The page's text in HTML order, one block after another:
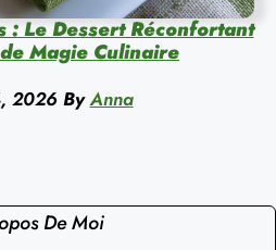
: Le Dessert Réconfortant
Magie Culinaire
2026 By Anna
De Moi